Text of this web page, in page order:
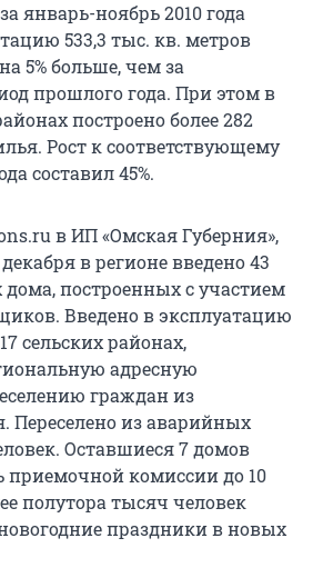
январь-ноябрь 2010 года
533,3 тыс. кв. метров
5% больше, чем за
прошлого года. При этом в
построено более 282
Рост к соответствующему
составил 45%.
в ИП «Омская Губерния»,
в регионе введено 43
построенных с участием
Введено в эксплуатацию
сельских районах,
адресную
граждан из
Переселено из аварийных
Оставшиеся 7 домов
приемочной комиссии до 10
полутора тысяч человек
праздники в новых